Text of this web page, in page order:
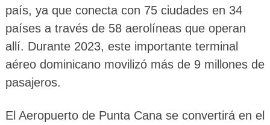
país, ya que conecta con 75 ciudades en 34
países a través de 58 aerolíneas que operan
allí. Durante 2023, este importante terminal
aéreo dominicano movilizó más de 9 millones de
pasajeros.
El Aeropuerto de Punta Cana se convertirá en el